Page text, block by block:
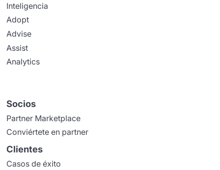
Inteligencia
Adopt
Advise
Assist
Analytics
Socios
Partner Marketplace
Conviértete en partner
Clientes
Casos de éxito